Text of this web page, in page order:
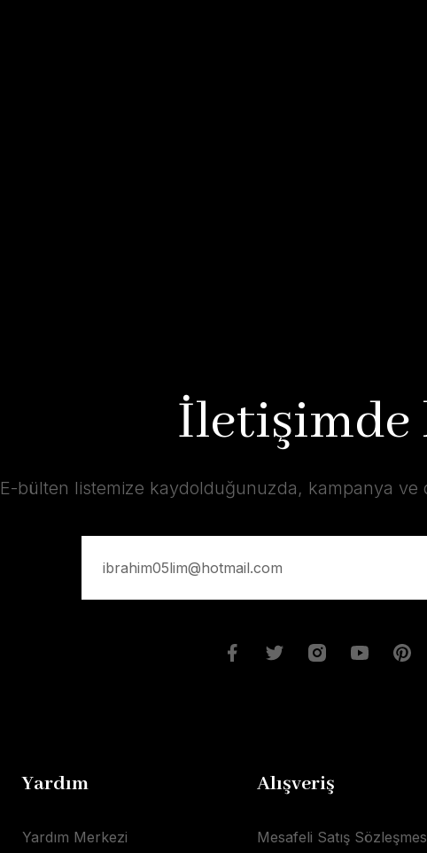
İletişimde
E-bülten listemize kaydolduğunuzda, kampanya
Yardım
Yardım Merkezi
Alışveriş
Mesafeli Satış